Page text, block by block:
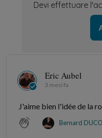
Devi effettuare
Eric Aubel
3 mesi fa
J'aime bien l'idée de la